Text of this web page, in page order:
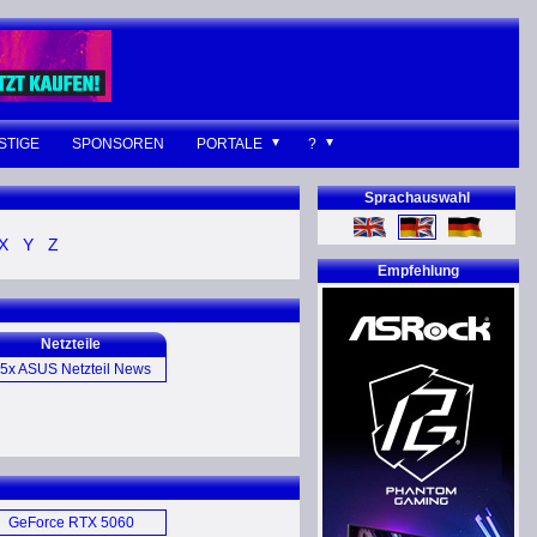
SPONSOREN PORTALE ?
Y Z
Netzteile
ASUS Netzteil News
Thor 1200W Platinum
Netzteil (D)
GeForce RTX 5060
Sprachauswahl
Empfehlung